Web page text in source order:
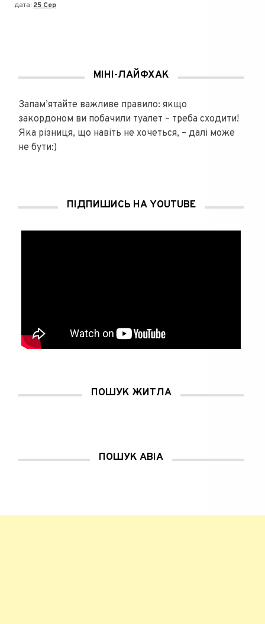
дата: 25 Сер
МІНІ-ЛАЙФХАК
Запам’ятайте важливе правило: якщо
закордоном ви побачили туалет – треба сходити!
Яка різниця, що навіть не хочеться, – далі може
не бути:)
ПІДПИШИСЬ НА YOUTUBE
ПОШУК ЖИТЛА
ПОШУК АВІА